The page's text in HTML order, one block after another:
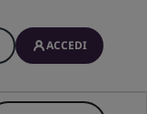
ACCEDI